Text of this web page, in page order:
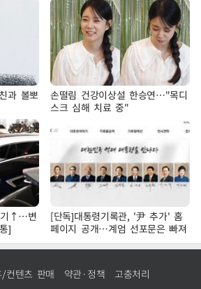
과 볼뽀
손떨림 건강이상설 한승연…"목디
스크 심해 치료 중"
기↑…변
]
[단독]대통령기록관, '尹 추가' 홈
페이지 공개…계엄 선포문은 빠져
/컨텐츠 판매 약관·정책 고충처리